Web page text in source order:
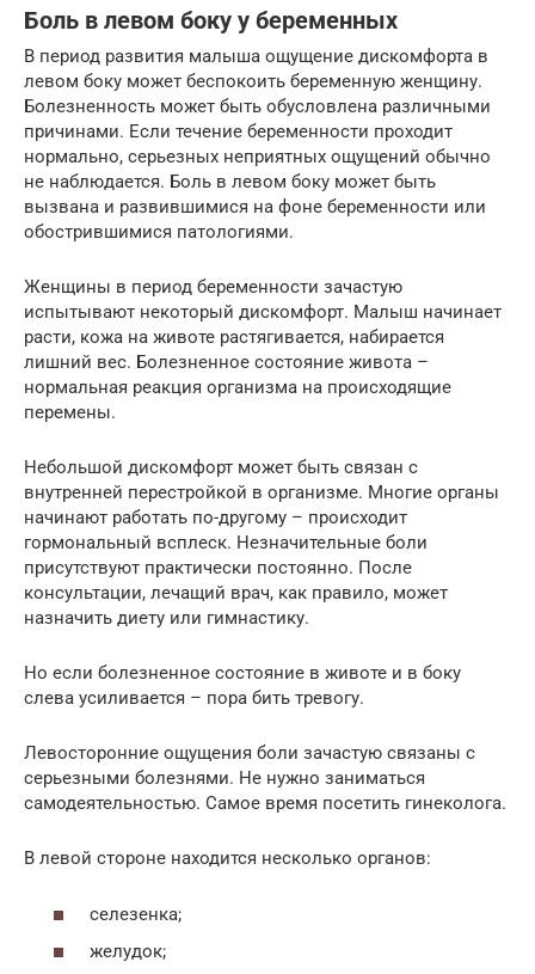
Боль в левом боку у беременных
В период развития малыша ощущение дискомфорта в
левом боку может беспокоить беременную женщину.
Болезненность может быть обусловлена различными
причинами. Если течение беременности проходит
нормально, серьезных неприятных ощущений обычно
не наблюдается. Боль в левом боку может быть
вызвана и развившимися на фоне беременности или
обострившимися патологиями.
Женщины в период беременности зачастую
испытывают некоторый дискомфорт. Малыш начинает
расти, кожа на животе растягивается, набирается
лишний вес. Болезненное состояние живота –
нормальная реакция организма на происходящие
перемены.
Небольшой дискомфорт может быть связан с
внутренней перестройкой в организме. Многие органы
начинают работать по-другому – происходит
гормональный всплеск. Незначительные боли
присутствуют практически постоянно. После
консультации, лечащий врач, как правило, может
назначить диету или гимнастику.
Но если болезненное состояние в животе и в боку
слева усиливается – пора бить тревогу.
Левосторонние ощущения боли зачастую связаны с
серьезными болезнями. Не нужно заниматься
самодеятельностью. Самое время посетить гинеколога.
В левой стороне находится несколько органов:
селезенка;
желудок;